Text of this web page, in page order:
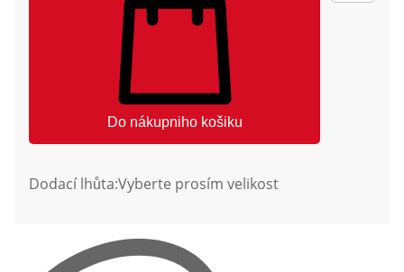
Do nákupniho košiku
Dodací lhůta:Vyberte prosím velikost